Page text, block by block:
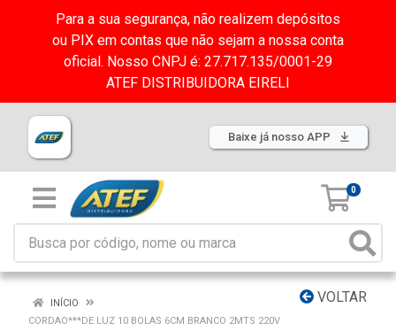
Para a sua segurança, não realizem depósitos
ou PIX em contas que não sejam a nossa conta
oficial. Nosso CNPJ é: 27.717.135/0001-29
ATEF DISTRIBUIDORA EIRELI
Baixe já nosso APP
0
VOLTAR
INÍCIO
CORDAO***DE LUZ 10 BOLAS 6CM BRANCO 2MTS 220V